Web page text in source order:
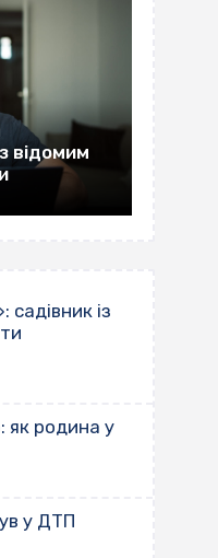
відомим
садівник із
родина у
у ДТП